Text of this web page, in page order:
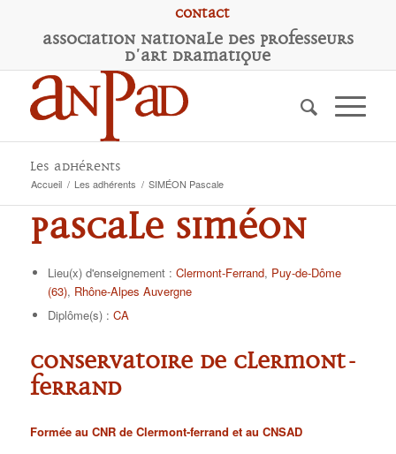
Contact
Association Nationale des Professeurs
d'Art Dramatique
Les adhérents
Accueil / Les adhérents / SIMÉON Pascale
Pascale SIMÉON
Lieu(x) d'enseignement : Clermont-Ferrand, Puy-de-Dôme
(63), Rhône-Alpes Auvergne
Diplôme(s) : CA
Conservatoire de Clermont-
Ferrand
Formée au CNR de Clermont-ferrand et au CNSAD